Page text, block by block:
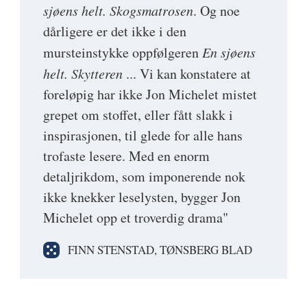
sjøens helt. Skogsmatrosen. Og noe
dårligere er det ikke i den
mursteinstykke oppfølgeren En sjøens
helt. Skytteren ... Vi kan konstatere at
foreløpig har ikke Jon Michelet mistet
grepet om stoffet, eller fått slakk i
inspirasjonen, til glede for alle hans
trofaste lesere. Med en enorm
detaljrikdom, som imponerende nok
ikke knekker leselysten, bygger Jon
Michelet opp et troverdig drama"
FINN STENSTAD, TØNSBERG BLAD